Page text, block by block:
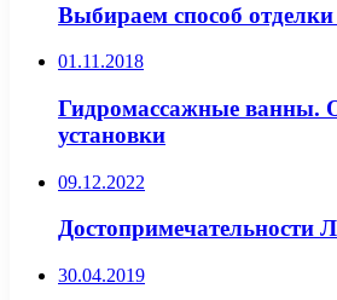
Выбираем способ отделки
01.11.2018
Гидромассажные ванны.
установки
09.12.2022
Достопримечательности
30.04.2019